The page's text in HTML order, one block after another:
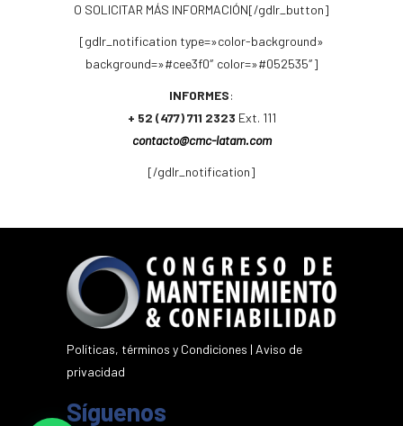
O SOLICITAR MÁS INFORMACIÓN[/gdlr_button]
[gdlr_notification type=»color-background»
background=»#cee3f0″ color=»#052535″]
INFORMES:
+ 52 (477) 711 2323 Ext. 111
contacto@cmc-latam.com
[/gdlr_notification]
Políticas, términos y Condiciones | Aviso de
privacidad
Síguenos